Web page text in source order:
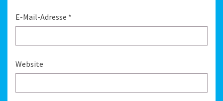
E-Mail-Adresse *
Website